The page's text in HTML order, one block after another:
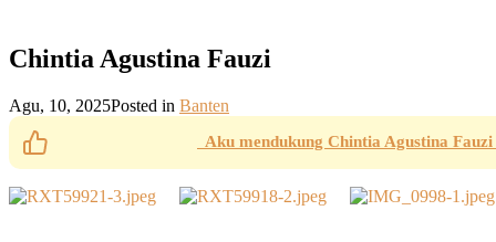
Chintia Agustina Fauzi
Agu, 10, 2025Posted in Banten
Aku mendukung Chintia Agustina